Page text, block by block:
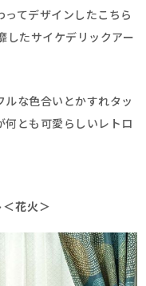
てデザインしたこちら
したサイケデリックアー
な色合いとかすれタッ
とも可愛らしいレトロ
花火＞